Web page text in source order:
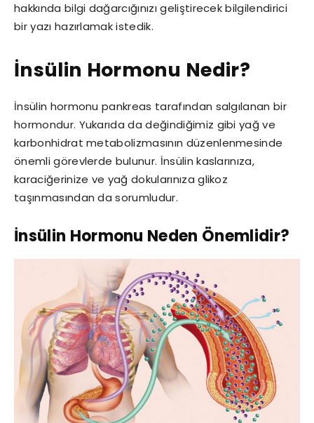
hakkında bilgi dağarcığınızı geliştirecek bilgilendirici
bir yazı hazırlamak istedik.
İnsülin Hormonu Nedir?
İnsülin hormonu pankreas tarafından salgılanan bir
hormondur. Yukarıda da değindiğimiz gibi yağ ve
karbonhidrat metabolizmasının düzenlenmesinde
önemli görevlerde bulunur. İnsülin kaslarınıza,
karaciğerinize ve yağ dokularınıza glikoz
taşınmasından da sorumludur.
İnsülin Hormonu Neden Önemlidir?